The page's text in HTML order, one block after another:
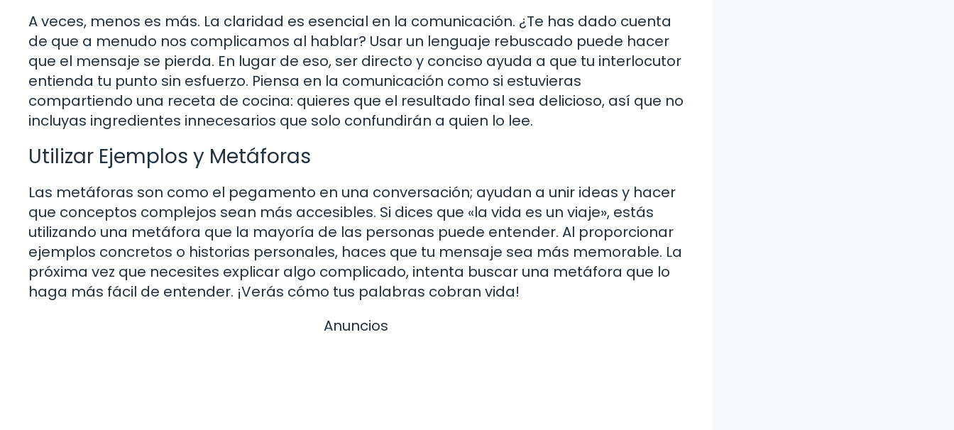
A veces, menos es más. La claridad es esencial en la comunicación. ¿Te has dado cuenta
de que a menudo nos complicamos al hablar? Usar un lenguaje rebuscado puede hacer
que el mensaje se pierda. En lugar de eso, ser directo y conciso ayuda a que tu interlocutor
entienda tu punto sin esfuerzo. Piensa en la comunicación como si estuvieras
compartiendo una receta de cocina: quieres que el resultado final sea delicioso, así que no
incluyas ingredientes innecesarios que solo confundirán a quien lo lee.
Utilizar Ejemplos y Metáforas
Las metáforas son como el pegamento en una conversación; ayudan a unir ideas y hacer
que conceptos complejos sean más accesibles. Si dices que «la vida es un viaje», estás
utilizando una metáfora que la mayoría de las personas puede entender. Al proporcionar
ejemplos concretos o historias personales, haces que tu mensaje sea más memorable. La
próxima vez que necesites explicar algo complicado, intenta buscar una metáfora que lo
haga más fácil de entender. ¡Verás cómo tus palabras cobran vida!
Anuncios